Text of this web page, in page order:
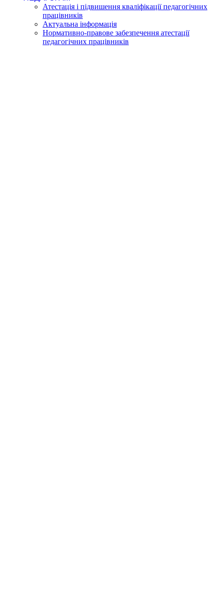
Атестація і підвишення кваліфікації педагогічних
працівників
Актуальна інформація
Нормативно-правове забезпечення атестації
педагогічних працівників